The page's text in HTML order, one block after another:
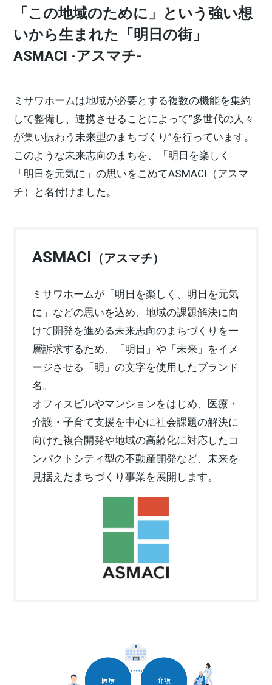
中古住宅検索
スムストック検索
分譲マンション検索
売る [MISAWA RELAY]
住まいの売却
これから住まいをご検討の方
ホームラウンジ 新築・戸建て
医療・介護・子育て・障がい福祉施設
土地活用の基礎から長期安定経営を目指すオーナー様まで、賃貸経
営に役立つ多彩な情報を幅広くお届けします。
ホームラウンジ 土地活用・賃貸経営
ホテル・旅館リフォーム
リフォーム営業所
これからリフォームをご検討の方
ォームの具体策とアイデアを豊富にご用意しています。
ホームラウンジ リフォーム
事業用売買
事業用地・事業用建物
すべてのフィールドに新しい価値をデザインし、持続可能な未来志
向のまちづくりを実現していきます。
ミサワゼネラルソリューション
ご相談窓口
お客様センター
ミサワホームオーナーさま・リフォーム工事ご契約者さまとミサワ
ホームを結ぶコミュニケーションサイト。お得・便利・安心なコン
テンツや、ミサワホームからの大切なお知らせなど配信していま
す。
IR情報
SDGs
採用情報
新卒者採用
中途採用
ウエルネス事業
海外事業
ミサワアイデンティティ
「この地域のために」という強い想
いから⽣まれた「明⽇の街」
ASMACI -アスマチ-
ミサワホームは地域が必要とする複数の機能を集約
して整備し、連携させることによって”多世代の⼈々
が集い賑わう未来型のまちづくり”を⾏っています。
このような未来志向のまちを、「明⽇を楽しく」
「明⽇を元気に」の思いをこめてASMACI（アスマ
チ）と名付けました。
ASMACI （アスマチ）
ミサワホームが「明⽇を楽しく、明⽇を元気
に」などの思いを込め、地域の課題解決に向
けて開発を進める未来志向のまちづくりを⼀
層訴求するため、「明⽇」や「未来」をイメ
ージさせる「明」の⽂字を使⽤したブランド
名。
オフィスビルやマンションをはじめ、医療・
介護・⼦育て⽀援を中⼼に社会課題の解決に
向けた複合開発や地域の⾼齢化に対応したコ
ンパクトシティ型の不動産開発など、未来を
⾒据えたまちづくり事業を展開します。